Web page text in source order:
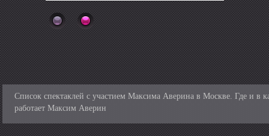
Список спектаклей с участием Максима Аверина в Москве. Где и в
работает Максим Аверин